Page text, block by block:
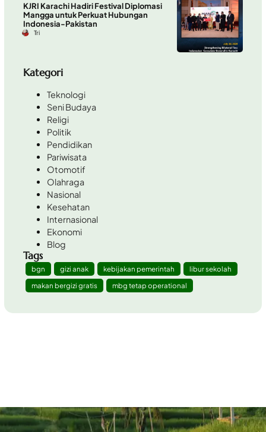
KJRI Karachi Hadiri Festival Diplomasi
Mangga untuk Perkuat Hubungan
Indonesia-Pakistan
Tri
Kategori
Teknologi
Seni Budaya
Religi
Politik
Pendidikan
Pariwisata
Otomotif
Olahraga
Nasional
Kesehatan
Internasional
Ekonomi
Blog
Tags
bgn gizi anak kebijakan pemerintah
libur sekolah
makan bergizi gratis
mbg tetap operational